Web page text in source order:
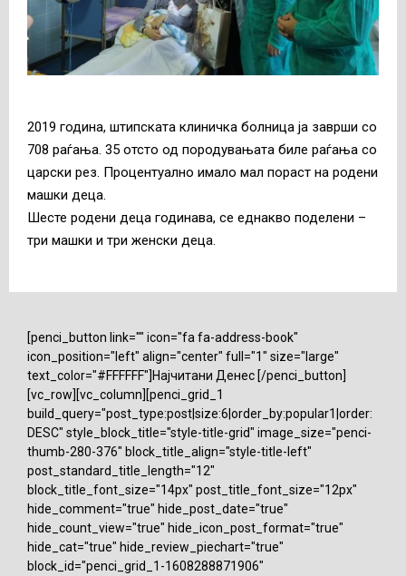
2019 година, штипската клиничка болница ја заврши со
708 раѓања. 35 отсто од породувањата биле раѓања со
царски рез. Процентуално имало мал пораст на родени
машки деца.
Шесте родени деца годинава, се еднакво поделени –
три машки и три женски деца.
[penci_button link="" icon="fa fa-address-book"
icon_position="left" align="center" full="1" size="large"
text_color="#FFFFFF"]Најчитани Денес [/penci_button]
[vc_row][vc_column][penci_grid_1
build_query="post_type:post|size:6|order_by:popular1|order:
DESC" style_block_title="style-title-grid" image_size="penci-
thumb-280-376" block_title_align="style-title-left"
post_standard_title_length="12"
block_title_font_size="14px" post_title_font_size="12px"
hide_comment="true" hide_post_date="true"
hide_count_view="true" hide_icon_post_format="true"
hide_cat="true" hide_review_piechart="true"
block_id="penci_grid_1-1608288871906"